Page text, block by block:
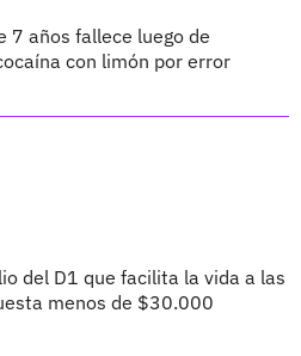
7 años fallece luego de
con limón por error
del D1 que facilita la vida a las
menos de $30.000